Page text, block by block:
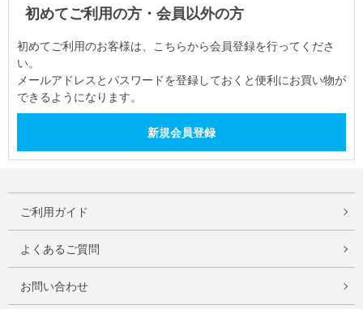
初めてご利用の方・会員以外の方
初めてご利用のお客様は、こちらから会員登録を行ってくださ
い。
メールアドレスとパスワードを登録しておくと便利にお買い物が
できるようになります。
ご利用ガイド
よくあるご質問
お問い合わせ